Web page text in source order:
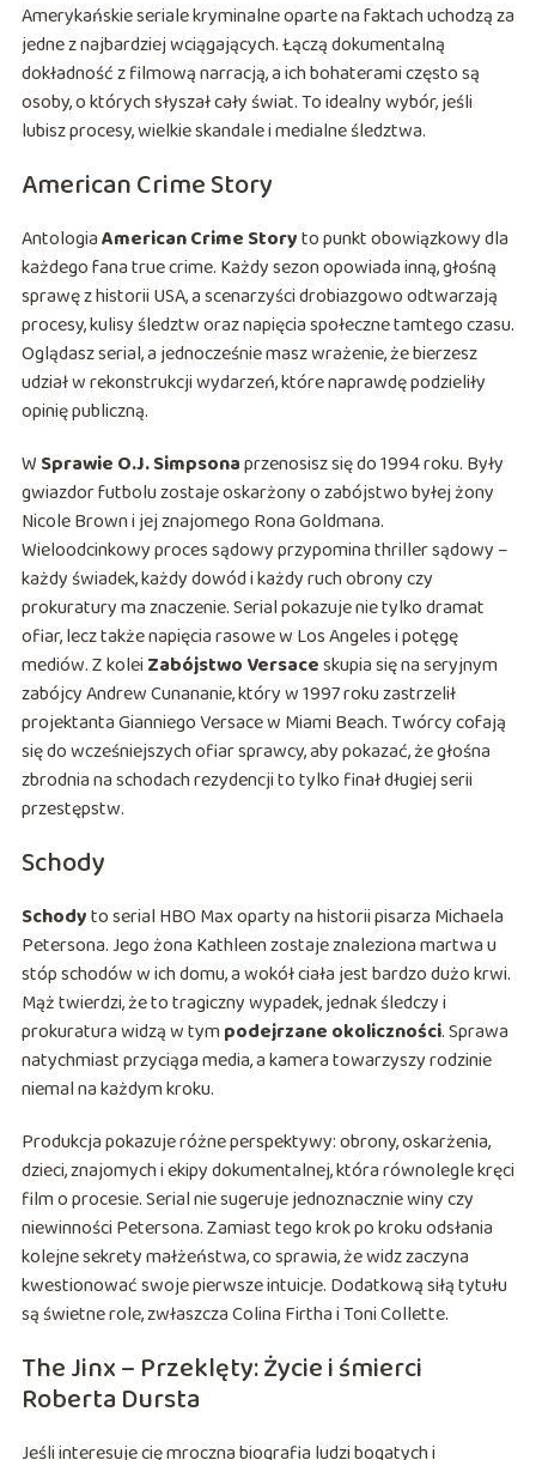
Amerykańskie seriale kryminalne oparte na faktach uchodzą za
jedne z najbardziej wciągających. Łączą dokumentalną
dokładność z filmową narracją, a ich bohaterami często są
osoby, o których słyszał cały świat. To idealny wybór, jeśli
lubisz procesy, wielkie skandale i medialne śledztwa.
American Crime Story
AntologiaAmerican Crime Storyto punkt obowiązkowy dla
każdego fana true crime. Każdy sezon opowiada inną, głośną
sprawę z historii USA, a scenarzyści drobiazgowo odtwarzają
procesy, kulisy śledztw oraz napięcia społeczne tamtego czasu.
Oglądasz serial, a jednocześnie masz wrażenie, że bierzesz
udział w rekonstrukcji wydarzeń, które naprawdę podzieliły
opinię publiczną.
W Sprawie O.J. Simpsonaprzenosisz się do 1994 roku. Były
gwiazdor futbolu zostaje oskarżony o zabójstwo byłej żony
Nicole Brown i jej znajomego Rona Goldmana.
Wieloodcinkowy proces sądowy przypomina thriller sądowy –
każdy świadek, każdy dowód i każdy ruch obrony czy
prokuratury ma znaczenie. Serial pokazuje nie tylko dramat
ofiar, lecz także napięcia rasowe w Los Angeles i potęgę
mediów. Z kolei Zabójstwo Versaceskupia się na seryjnym
zabójcy Andrew Cunananie, który w 1997 roku zastrzelił
projektanta Gianniego Versace w Miami Beach. Twórcy cofają
się do wcześniejszych ofiar sprawcy, aby pokazać, że głośna
zbrodnia na schodach rezydencji to tylko finał długiej serii
przestępstw.
Schody
Schodyto serial HBO Max oparty na historii pisarza Michaela
Petersona. Jego żona Kathleen zostaje znaleziona martwa u
stóp schodów w ich domu, a wokół ciała jest bardzo dużo krwi.
Mąż twierdzi, że to tragiczny wypadek, jednak śledczy i
prokuratura widzą w tympodejrzane okoliczności. Sprawa
natychmiast przyciąga media, a kamera towarzyszy rodzinie
niemal na każdym kroku.
Produkcja pokazuje różne perspektywy: obrony, oskarżenia,
dzieci, znajomych i ekipy dokumentalnej, która równolegle kręci
film o procesie. Serial nie sugeruje jednoznacznie winy czy
niewinności Petersona. Zamiast tego krok po kroku odsłania
kolejne sekrety małżeństwa, co sprawia, że widz zaczyna
kwestionować swoje pierwsze intuicje. Dodatkową siłą tytułu
są świetne role, zwłaszcza Colina Firtha i Toni Collette.
The Jinx – Przeklęty: Życie i śmierci
Roberta Dursta
Jeśli interesuje cię mroczna biografia ludzi bogatych i